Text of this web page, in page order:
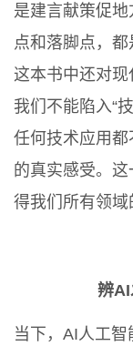
是建言献策促
点和落脚点，都
这本书中还对
我们不能陷入“
任何技术应用都
的真实感受。
得我们所有领域
辨
当下，AI人工